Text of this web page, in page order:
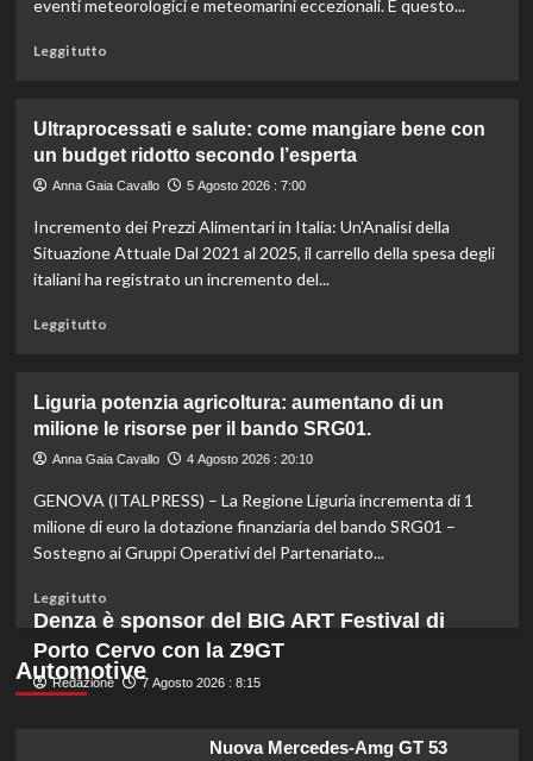
esperti.
eventi meteorologici e meteomarini eccezionali. È questo...
Leggi tuttoLeggi
Fondo
di
solidarietà:
milioni
per
le
colpite
da
calamità.
Ultraprocessati e salute: come mangiare bene con
un budget ridotto secondo l’esperta
Anna Gaia Cavallo 5 Agosto 2026 : 7:00
Incremento dei Prezzi Alimentari in Italia: Un'Analisi della
Situazione Attuale Dal 2021 al 2025, il carrello della spesa degli
italiani ha registrato un incremento del...
Leggi tuttoLeggi
Ultraprocessati
e
salute:
mangiare
bene
con
ridotto
secondo
l’esperta
Liguria potenzia agricoltura: aumentano di un
milione le risorse per il bando SRG01.
Anna Gaia Cavallo 4 Agosto 2026 : 20:10
GENOVA (ITALPRESS) – La Regione Liguria incrementa di 1
milione di euro la dotazione finanziaria del bando SRG01 –
Sostegno ai Gruppi Operativi del Partenariato...
Leggi tuttoLeggi
di
più
su
Liguria
Automotive
Denza è sponsor del BIG ART Festival di
Porto Cervo con la Z9GT
Redazione 7 Agosto 2026 : 8:15
Nuova Mercedes-Amg GT 53